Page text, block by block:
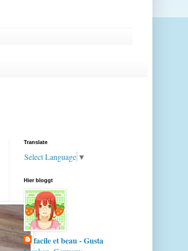
Translate
Select Language ▼
Hier bloggt
facile et beau - Gusta